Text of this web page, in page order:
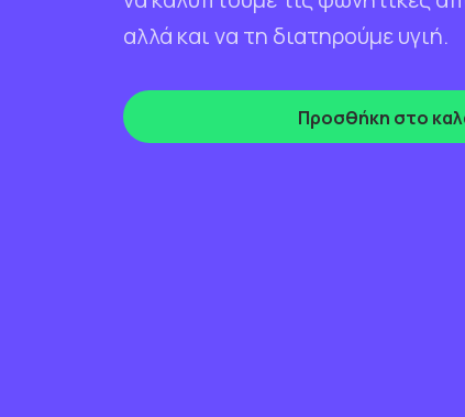
αλλά και να τη διατηρούµε υγιή.
Προσθήκη στο